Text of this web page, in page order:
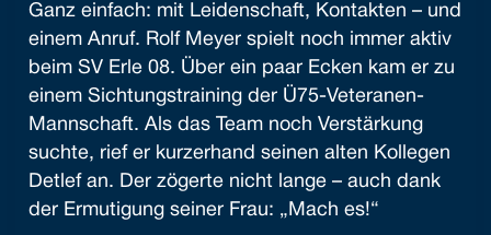
Ganz einfach: mit Leidenschaft, Kontakten – und
einem Anruf. Rolf Meyer spielt noch immer aktiv
beim SV Erle 08. Über ein paar Ecken kam er zu
einem Sichtungstraining der Ü75-Veteranen-
Mannschaft. Als das Team noch Verstärkung
suchte, rief er kurzerhand seinen alten Kollegen
Detlef an. Der zögerte nicht lange – auch dank
der Ermutigung seiner Frau: „Mach es!“